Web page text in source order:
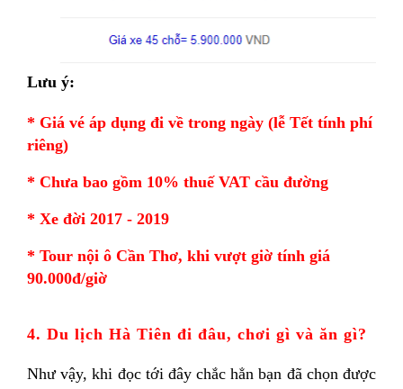
Lưu ý:
* Giá vé áp dụng đi về trong ngày (lễ Tết tính phí
riêng)
* Chưa bao gồm 10% thuế VAT cầu đường
* Xe đời 2017 - 2019
* Tour nội ô Cần Thơ, khi vượt giờ tính giá
90.000đ/giờ
4. Du lịch Hà Tiên đi đâu, chơi gì và ăn gì?
Như vậy, khi đọc tới đây chắc hẳn bạn đã chọn được